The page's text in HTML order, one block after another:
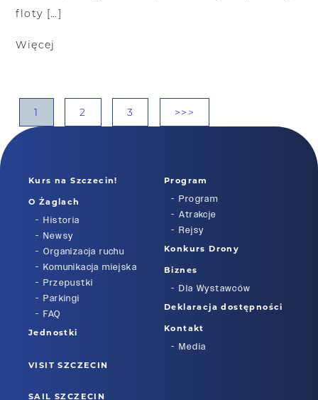
floty […]
Więcej
1 2 3 >>>
Kurs na Szczecin!
O Żaglach
Historia
Newsy
Organizacja ruchu
Komunikacja miejska
Przepustki
Parkingi
FAQ
Jednostki
Program
Program
Atrakcje
Rejsy
Konkurs Drony
Biznes
Dla Wystawców
Deklaracja dostępności
Kontakt
Media
VISIT SZCZECIN
SAIL SZCZECIN